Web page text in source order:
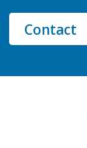
Contact